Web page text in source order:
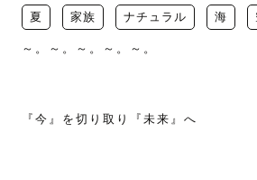
夏 家族 ナチュラル 海
～。～。～。～。～。
『今』を切り取り『未来』へ